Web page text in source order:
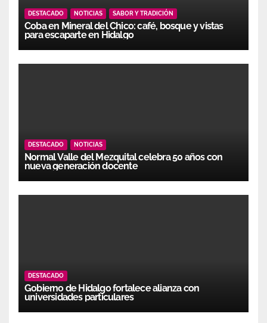
DESTACADO NOTICIAS SABOR Y TRADICIÓN
Coba en Mineral del Chico: café, bosque y vistas
para escaparte en Hidalgo
DESTACADO NOTICIAS
Normal Valle del Mezquital celebra 50 años con
nueva generación docente
DESTACADO
Gobierno de Hidalgo fortalece alianza con
universidades particulares